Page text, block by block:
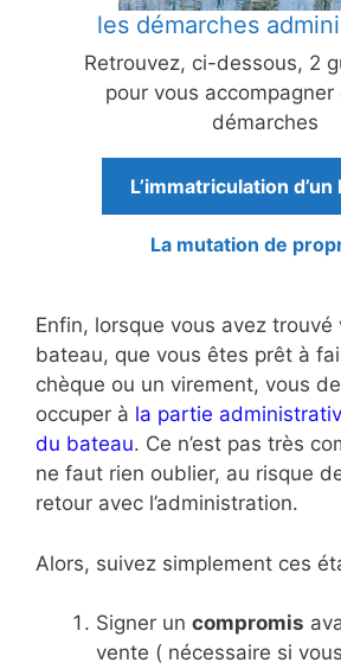
les démarches
Retrouvez, ci-dessous, 2
pour vous accompagner
démarches
L’immatriculation d’un
La mutation de
Enfin, lorsque vous avez
bateau, que vous êtes prêt à
chèque ou un virement, vous
occuper à la partie
du bateau. Ce n’est pas très
ne faut rien oublier, au risque
retour avec l’administration.
Alors, suivez simplement ces
Signer un compromis
vente ( nécessaire si